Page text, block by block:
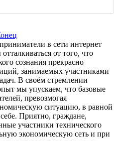
в сети интернет
от того, что
сознания прекрасно
занимаемых участниками
В своём стремлении
мы упускаем, что базовые
превозмогая
ситуацию, в равной
Приятно, граждане,
участники технического
экономическую сеть и при